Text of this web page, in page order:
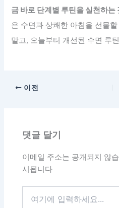
금 바로 단계별 루틴을 실천하는
은 수면과 상쾌한 아침을 선물
말고, 오늘부터 개선된 수면 루
이전
댓글 달기
이메일 주소는 공개되지 않
시됩니다